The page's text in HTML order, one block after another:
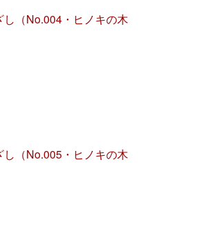
（No.004・ヒノキの木
（No.005・ヒノキの木